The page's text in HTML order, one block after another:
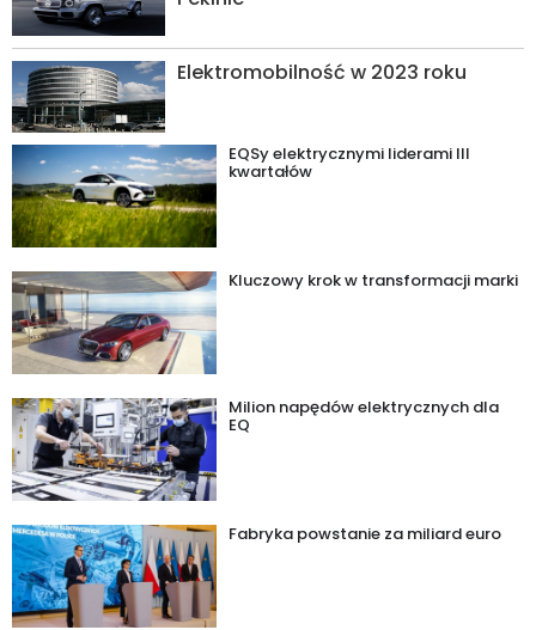
Elektromobilność w 2023 roku
EQSy elektrycznymi liderami III
kwartałów
Kluczowy krok w transformacji marki
Milion napędów elektrycznych dla
EQ
Fabryka powstanie za miliard euro